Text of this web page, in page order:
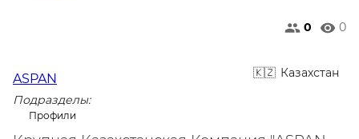
0 0
Казахстан
ASPAN
Подразделы:
Профили